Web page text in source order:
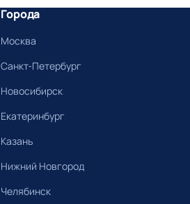
Города
Москва
Санкт-Петербург
Новосибирск
Екатеринбург
Казань
Нижний Новгород
Челябинск